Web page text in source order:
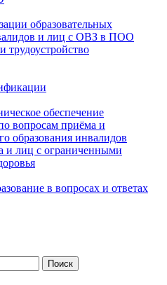
образовательных
и лиц с ОВЗ в ПОО
трудоустройство
обеспечение
вопросам приёма и
образования инвалидов
и лиц с ограниченными
в вопросах и ответах